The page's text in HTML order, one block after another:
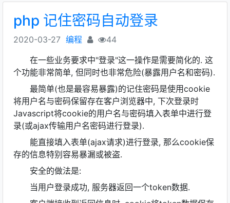
php 记住密码自动登录
2020-03-27 编程
44
在一些业务要求中"登录"这一操作是需要简化的. 这
个功能非常简单, 但同时也非常危险(暴露用户名和密码).
最简单(也是最容易暴露)的记住密码是使用cookie
将用户名与密码保留存在客户浏览器中, 下次登录时
Javascript将cookie的用户名与密码填入表单中进行登
录(或ajax传输用户名密码进行登录).
能直接填入表单(ajax请求)进行登录, 那么cookie保
存的信息特别容易暴漏或被盗.
安全的做法是:
当用户登录成功, 服务器返回一个token数据.